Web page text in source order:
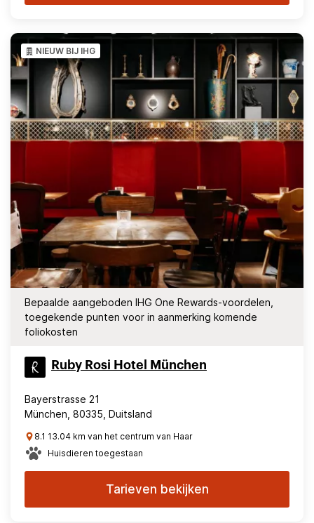
NIEUW BIJ IHG
Bepaalde aangeboden IHG One Rewards-voordelen,
toegekende punten voor in aanmerking komende
foliokosten
Ruby Rosi Hotel München
Bayerstrasse 21
München, 80335, Duitsland
8.1 13.04 km van het centrum van Haar
Huisdieren toegestaan
Tarieven bekijken